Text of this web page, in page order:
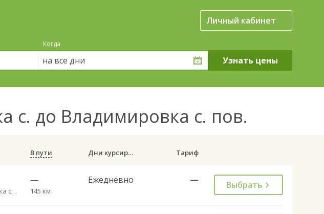
Личный кабинет
Когда
на все дни
с. до Владимировка с. пов.
В пути Дни курсирования Тариф
Владимировка с. пов.
—
145 км
Ежедневно — Выбрать